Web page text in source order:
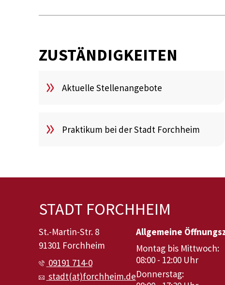
ZUSTÄNDIGKEITEN
Aktuelle Stellenangebote
Praktikum bei der Stadt Forchheim
STADT FORCHHEIM
St.-Martin-Str. 8
91301 Forchheim
09191 714-0
stadt(at)forchheim.de
Allgemeine
Montag bis Mittwoch:
08:00 - 12:00 Uhr
Donnerstag: